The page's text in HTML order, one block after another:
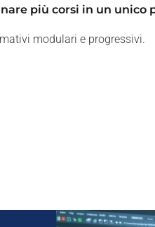
più corsi in un unico
modulari e progressivi.